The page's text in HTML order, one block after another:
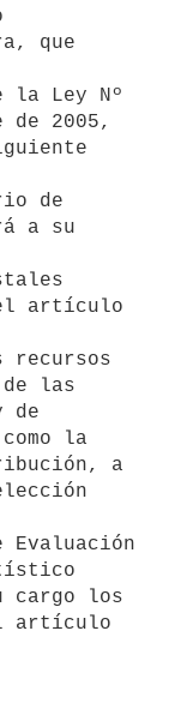
que
la Ley Nº
de 2005,
de
a su
artículo
de las
la
Evaluación
artículo